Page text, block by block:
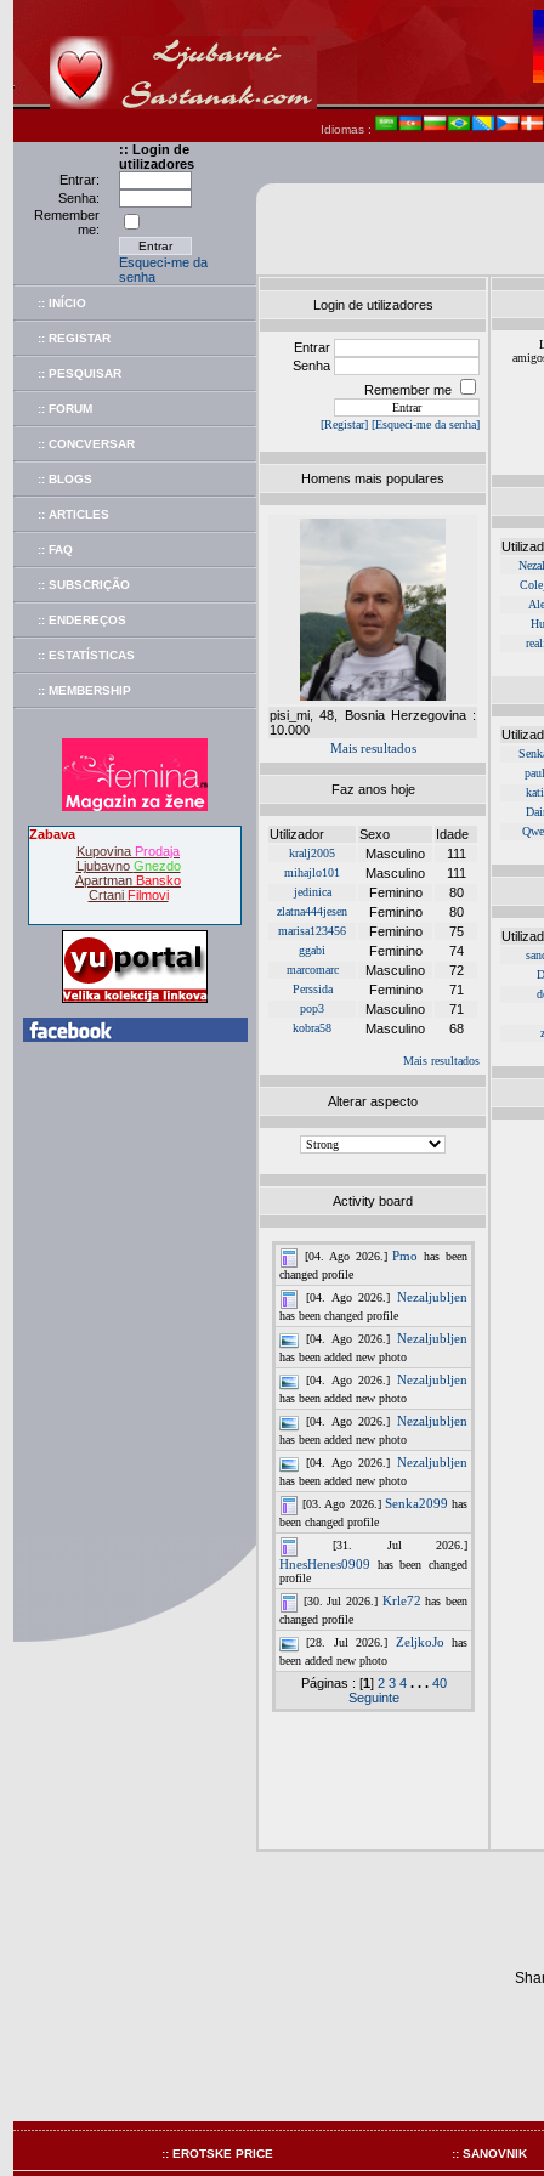
Idiomas :
:: Login de
utilizadores
Entrar:
Senha:
Remember
me:
Esqueci-me da
senha
:: INÍCIO
:: REGISTAR
:: PESQUISAR
:: FORUM
:: CONCVERSAR
:: BLOGS
:: ARTICLES
:: FAQ
:: SUBSCRIÇÃO
:: ENDEREÇOS
:: ESTATÍSTICAS
:: MEMBERSHIP
Zabava
Kupovina Prodaja
Ljubavno Gnezdo
Apartman Bansko
Crtani Filmovi
Login de utilizadores
Entrar
Senha
Remember me
[Registar] [Esqueci-me da senha]
Homens mais populares
pisi_mi, 48, Bosnia Herzegovina :
10.000
Mais resultados
Faz anos hoje
Utilizador Sexo Idade
kralj2005 Masculino 111
mihajlo101 Masculino 111
jedinica Feminino 80
zlatna444jesen Feminino 80
marisa123456 Feminino 75
ggabi Feminino 74
marcomarc Masculino 72
Perssida Feminino 71
pop3 Masculino 71
kobra58 Masculino 68
Mais resultados
Alterar aspecto
Activity board
:: EROTSKE PRICE :: SANOVNIK